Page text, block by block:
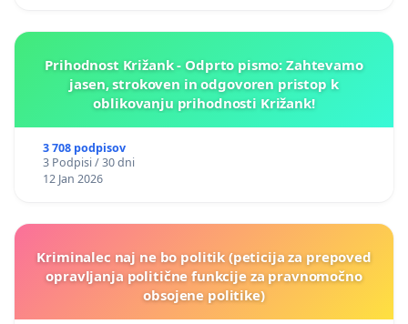
Prihodnost Križank - Odprto pismo: Zahtevamo
jasen, strokoven in odgovoren pristop k
oblikovanju prihodnosti Križank!
3 708 podpisov
3 Podpisi / 30 dni
12 Jan 2026
Kriminalec naj ne bo politik (peticija za prepoved
opravljanja politične funkcije za pravnomočno
obsojene politike)